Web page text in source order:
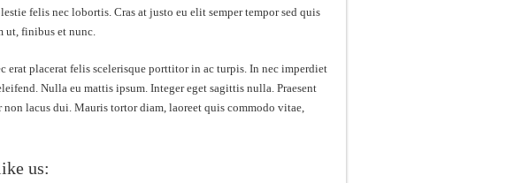
felis nec lobortis. Cras at justo eu elit semper tempor sed quis
ut, finibus et nunc.
erat placerat felis scelerisque porttitor in ac turpis. In nec imperdiet
Nulla eu mattis ipsum. Integer eget sagittis nulla. Praesent
lacus dui. Mauris tortor diam, laoreet quis commodo vitae,
us: